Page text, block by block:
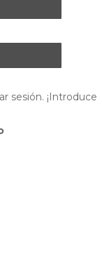
sesión. ¡Introduce